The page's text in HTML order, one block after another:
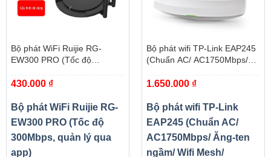
Bộ phát WiFi Ruijie RG-
EW300 PRO (Tốc độ
430.000 ₫
Bộ phát WiFi Ruijie RG-
EW300 PRO (Tốc độ
300Mbps, quản lý qua
app)
Bộ phát wifi TP-Link EAP245
(Chuẩn AC/ AC1750Mbps/
45User/ Gắn trần/tường)
1.650.000 ₫
Bộ phát wifi TP-Link
EAP245 (Chuẩn AC/
AC1750Mbps/ Ăng-ten
ngầm/ Wifi Mesh/